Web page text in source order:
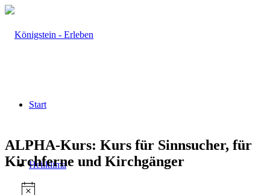
Start
Heilklima
ALPHA-Kurs: Kurs für Sinnsucher, für
Kirchferne und Kirchgänger
Veranstaltungen